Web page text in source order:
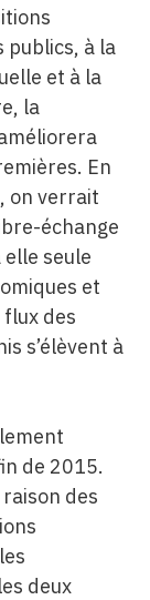
publics, à la
et à la
la
En
on verrait
échange
seule
et
des
s’élèvent à
de 2015.
des
deux